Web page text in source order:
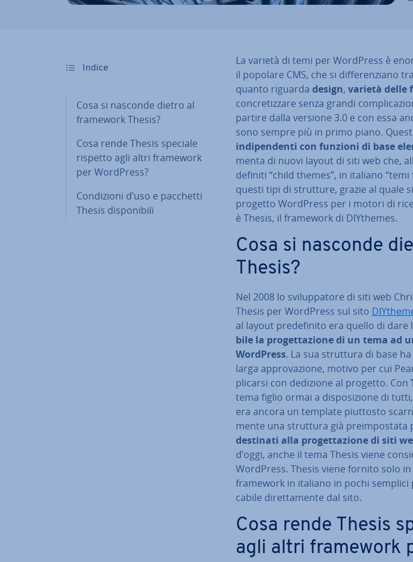
Indice
Cosa si nasconde dietro al
framework Thesis?
Cosa rende Thesis speciale
rispetto agli altri framework
per WordPress?
Con­di­zio­ni d’uso e pacchetti
Thesis di­spo­ni­bi­li
La varietà di temi per WordPress è
il popolare CMS, che si dif­fe­ren­zia­no
quanto riguarda design, varietà delle
con­cre­tiz­za­re senza grandi
partire dalla versione 3.0 e con essa
sono sempre più in primo piano.
in­di­pen­den­ti con funzioni di base
men­ta di nuovi layout di siti web che,
definiti “child themes”, in italiano
questi tipi di strutture, grazie al quale
progetto WordPress per i motori di
è Thesis, il framework di DIYthemes.
Cosa si nasconde
Thesis?
Nel 2008 lo svi­lup­pa­to­re di siti web
Thesis per WordPress sul sito
al layout pre­de­fi­ni­to era quello di dare
bi­le la pro­get­ta­zio­ne di un tema ad
WordPress. La sua struttura di base
larga ap­pro­va­zio­ne, motivo per cui
pli­car­si con dedizione al progetto. Con
tema figlio ormai a di­spo­si­zio­ne di
era ancora un template piuttosto
men­te una struttura già pre­im­po­sta­ta
destinati alla pro­get­ta­zio­ne di siti
d’oggi, anche il tema Thesis viene
WordPress. Thesis viene fornito solo
framework in italiano in pochi semplici
ca­bi­le di­ret­ta­men­te dal sito.
Cosa rende Thesis
agli altri framework